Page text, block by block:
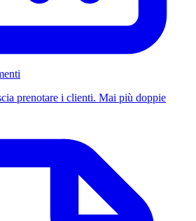
prenotare i clienti. Mai più doppie